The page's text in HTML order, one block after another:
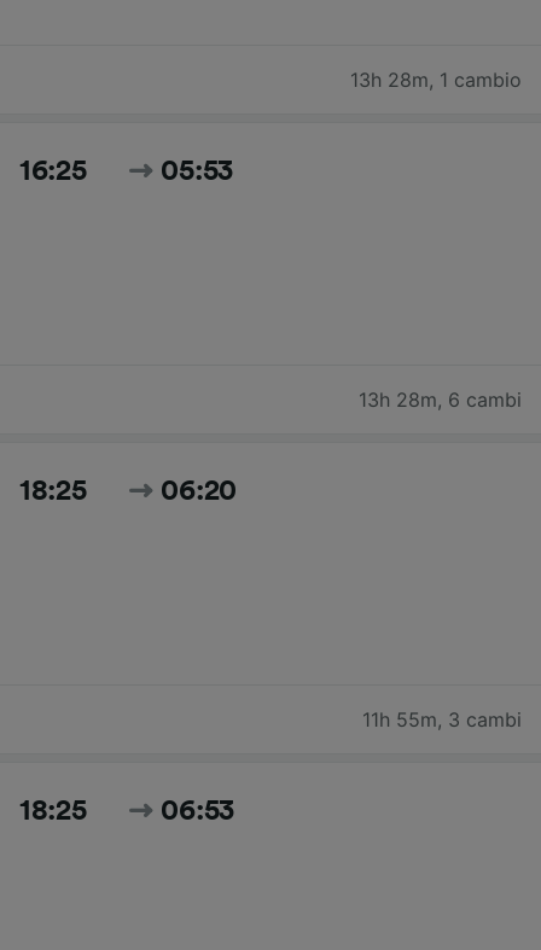
13h 28m, 1 cambio
16:25 05:53
13h 28m, 6 cambi
18:25 06:20
11h 55m, 3 cambi
18:25 06:53